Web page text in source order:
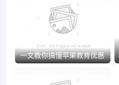
一文教你搞懂苹果教育优惠